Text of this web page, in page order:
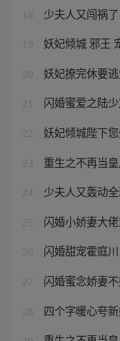
18 少夫人又闯祸了
19 妖妃倾城 邪王
20 妖妃撩完休要
21 闪婚蜜爱之陆
22 妖妃倾城陛下
23 重生之不再当
24 少夫人又轰动
25 闪婚小娇妻大
26 闪婚甜宠霍庭川
27 闪婚蜜念娇妻
28 四个字暖心夸